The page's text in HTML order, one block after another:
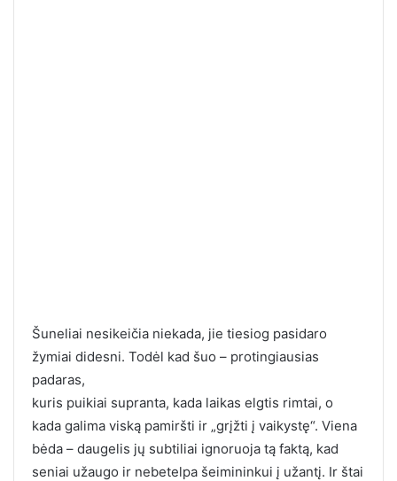
Šuneliai nesikeičia niekada, jie tiesiog pasidaro
žymiai didesni. Todėl kad šuo – protingiausias
padaras,
kuris puikiai supranta, kada laikas elgtis rimtai, o
kada galima viską pamiršti ir „grįžti į vaikystę“. Viena
bėda – daugelis jų subtiliai ignoruoja tą faktą, kad
seniai užaugo ir nebetelpa šeimininkui į užantį. Ir štai